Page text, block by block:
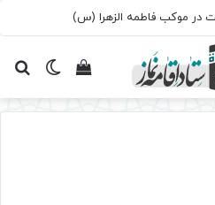
در موکب فاطمه الزهرا (س)
تغییرمشاهده